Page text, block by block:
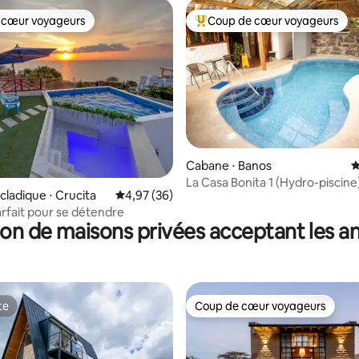
base de 103 commentaires : 4,94 sur 5
cœur voyageurs
voyageurs
⋅ Crucita Évaluation moyenne sur la base de 36
4,97 (36)
pour se détendre
Coups de cœur voyageurs les
Coup de cœur voyageurs
Cabane ⋅ Banos
La Casa Bonita 1 (Hydro-
de maisons privées acceptant les
Coup de cœur voyageurs
Coup de cœur voyageurs